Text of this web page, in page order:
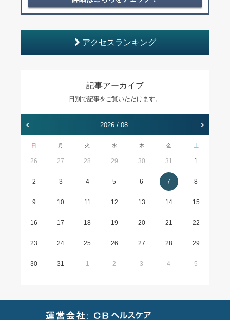
アクセスランキング
記事アーカイブ
日別で記事をご覧いただけます。
‹ 2026 / 08 ›
日 月 火 水 木 金 土
26 27 28 29 30 31 1
2 3 4 5 6 7 8
9 10 11 12 13 14 15
16 17 18 19 20 21 22
23 24 25 26 27 28 29
30 31 1 2 3 4 5